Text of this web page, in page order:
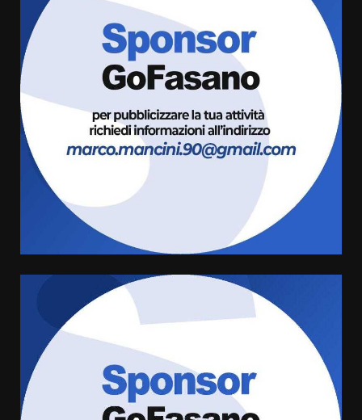
La Banda Città di Fasano apre
ufficialmente la Festa di
8 Agosto 2026 11:00
Savelletri in festa, domani sera
grande spettacolo con Uccio De
Santis
Sostenibile: premiati gli studenti
universitari del bando “La strada
giusta”
8 Agosto 2026 07:15
“I Contestatori: Musica di
Rivoluzione”: nuovo
appuntamento con “Fasano in
Banda”